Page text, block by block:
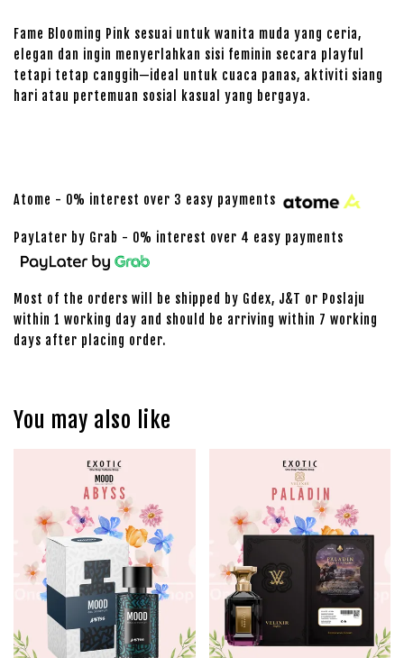
Fame Blooming Pink sesuai untuk wanita muda yang ceria,
elegan dan ingin menyerlahkan sisi feminin secara playful
tetapi tetap canggih—ideal untuk cuaca panas, aktiviti siang
hari atau pertemuan sosial kasual yang bergaya.
Atome - 0% interest over 3 easy payments
PayLater by Grab - 0% interest over 4 easy payments
Most of the orders will be shipped by Gdex, J&T or Poslaju
within 1 working day and should be arriving within 7 working
days after placing order.
You may also like